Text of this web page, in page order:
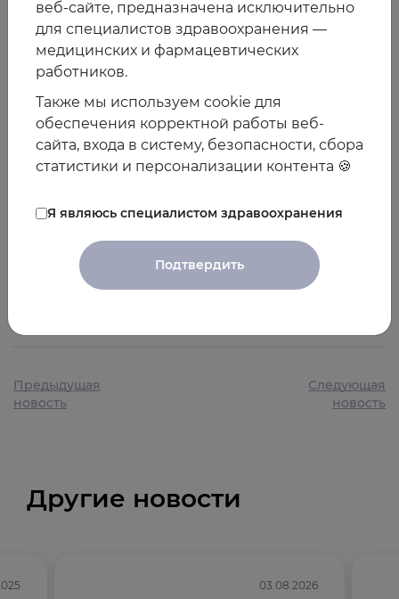
корректировки по возрасту, месту рождения, индексу
массы тела и другим факторам. - в 8,14 раза выше
среди людей в группе, которые получили
хирургическое вмешательство и достигли
нормальной функции почек. - в 4,03 раза выше, чем у
людей, у которых был пиелонефрит в детстве. - в 3,85
раза выше в случае случаев клубочковой болезни в
детстве.
любыми признаками нарушения функции почек,
диабета, гипертонии, рака, волчанки, васкулита или
любого ревматического заболевания.
Предыдущая
новость
Следующая
новость
Другие новости
03.08.2026
веб-сайте, предназначена исключительно
для специалистов здравоохранения —
медицинских и фармацевтических
работников.
Также мы используем cookie для
обеспечения корректной работы веб-
сайта, входа в систему, безопасности, сбора
статистики и персонализации контента 🍪
Я являюсь специалистом здравоохранения
Подтвердить